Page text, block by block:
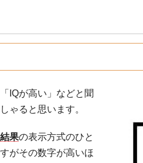
IQが高い」などと聞
ゃると思います。
果の表示方式のひと
がその数字が高いほ